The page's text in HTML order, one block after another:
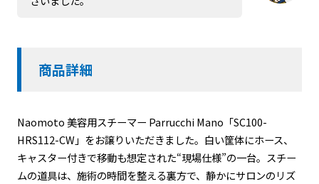
商品詳細
Naomoto 美容用スチーマー Parrucchi Mano「SC100-
HRS112-CW」をお譲りいただきました。白い筐体にホース、
キャスター付きで移動も想定された“現場仕様”の一台。スチー
ムの道具は、施術の時間を整える裏方で、静かにサロンのリズ